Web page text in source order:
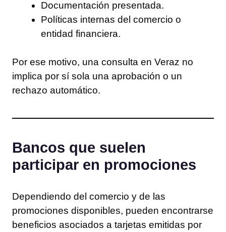
Documentación presentada.
Políticas internas del comercio o
entidad financiera.
Por ese motivo, una consulta en Veraz no
implica por sí sola una aprobación o un
rechazo automático.
Bancos que suelen
participar en promociones
Dependiendo del comercio y de las
promociones disponibles, pueden encontrarse
beneficios asociados a tarjetas emitidas por